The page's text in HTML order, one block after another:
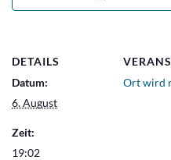
DETAILS
Datum:
6. August
Zeit:
19:02
Ort wird